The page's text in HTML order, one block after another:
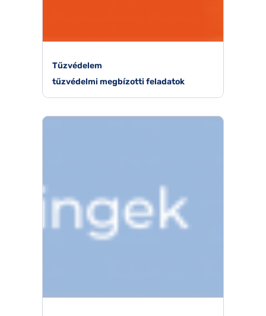
Tűzvédelem
tűzvédelmi megbízotti feladatok